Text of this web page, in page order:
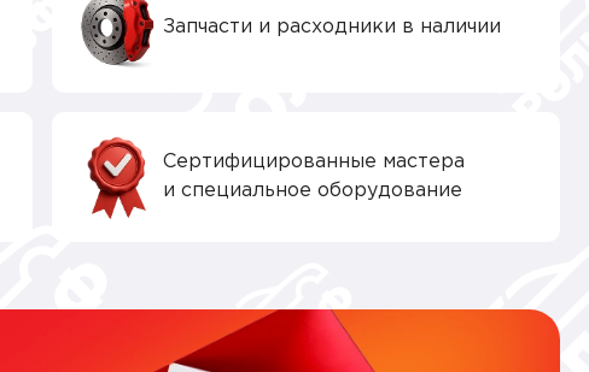
Запчасти и расходники в наличии
Сертифицированные мастера
и специальное оборудование